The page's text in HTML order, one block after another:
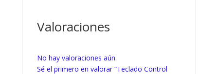
Valoraciones
No hay valoraciones aún.
Sé el primero en valorar “Teclado Control